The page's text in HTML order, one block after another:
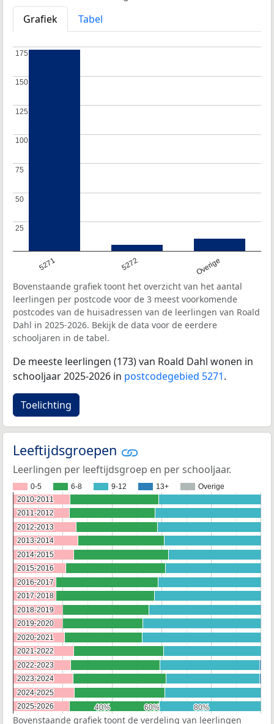
Grafiek
Tabel
5271 5272 Overige
25
25
50
50
75
75
100
100
125
125
150
150
175
175
Bovenstaande grafiek toont het overzicht van het aantal
leerlingen per postcode voor de 3 meest voorkomende
postcodes van de huisadressen van de leerlingen van Roald
Dahl in 2025-2026. Bekijk de data voor de eerdere
schooljaren in de tabel.
De meeste leerlingen (173) van Roald Dahl wonen in
schooljaar 2025-2026 in postcodegebied 5271.
Toelichting
Leeftijdsgroepen
Leerlingen per leeftijdsgroep en per schooljaar.
0-5 6-8 9-12 13+ Overige
40%
40% 60%
60% 80%
80%
2010-2011
2010-2011
2011-2012
2011-2012
2012-2013
2012-2013
2013-2014
2013-2014
2014-2015
2014-2015
2015-2016
2015-2016
2016-2017
2016-2017
2017-2018
2017-2018
2018-2019
2018-2019
2019-2020
2019-2020
2020-2021
2020-2021
2021-2022
2021-2022
2022-2023
2022-2023
2023-2024
2023-2024
2024-2025
2024-2025
2025-2026
2025-2026
Bovenstaande grafiek toont de verdeling van leerlingen